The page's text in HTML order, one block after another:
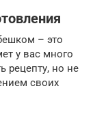
– это
у вас много
рецепту, но не
своих